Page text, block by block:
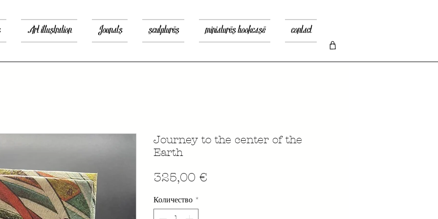
Art illustration Jounals sculptures miniatures bookcase contact
Journey to the center of the
Earth
325,00 €
Количество *